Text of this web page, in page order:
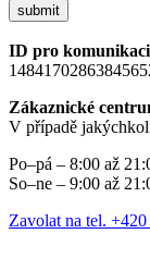
submit
ID pro
Zákaznické
V případě
Po–pá – 8:00 až
So–ne – 9:00 až
Zavolat na tel.